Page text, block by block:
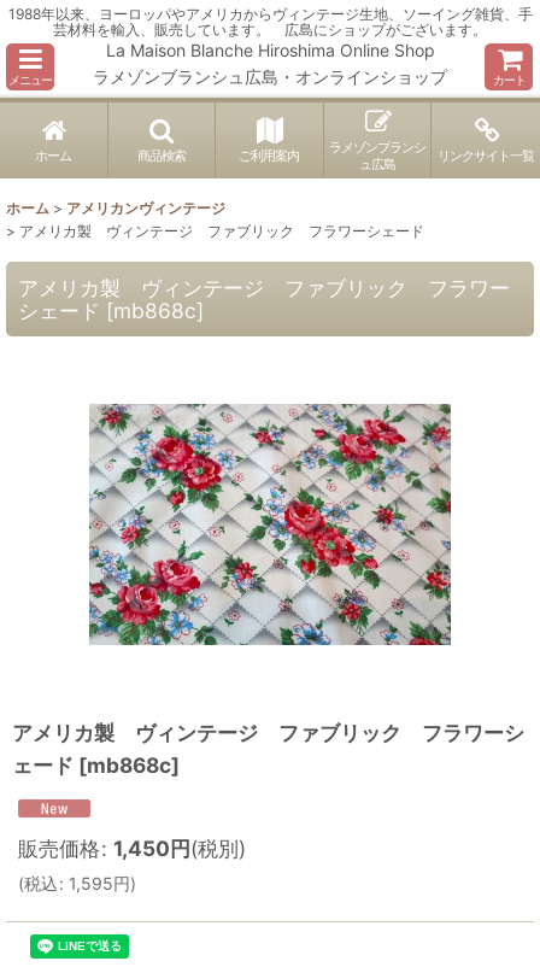
1988年以来、ヨーロッパやアメリカからヴィンテージ生地、ソーイング雑貨、手
芸材料を輸入、販売しています。 広島にショップがございます。
メニュー
La Maison Blanche Hiroshima Online Shop
ラメゾンブランシュ広島・オンラインショップ
カート
ホーム 商品検索 ご利用案内
ラメゾンブランシ
ュ広島
リンクサイト一覧
ホーム > アメリカンヴィンテージ
> アメリカ製 ヴィンテージ ファブリック フラワーシェード
アメリカ製 ヴィンテージ ファブリック フラワー
シェード [mb868c]
アメリカ製 ヴィンテージ ファブリック フラワーシ
ェード [mb868c]
販売価格: 1,450円(税別)
(税込: 1,595円)